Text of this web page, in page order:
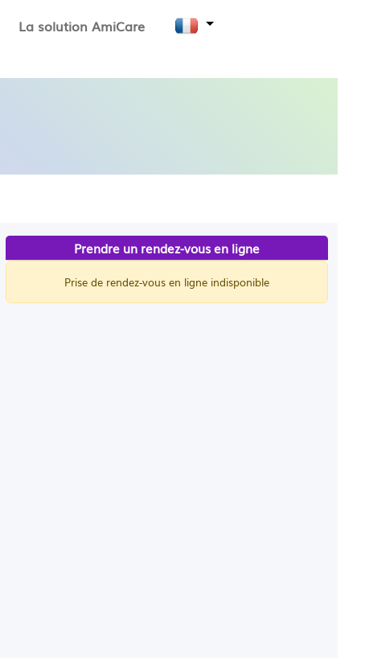
La solution AmiCare
Prendre un rendez-vous en ligne
Prise de rendez-vous en ligne indisponible